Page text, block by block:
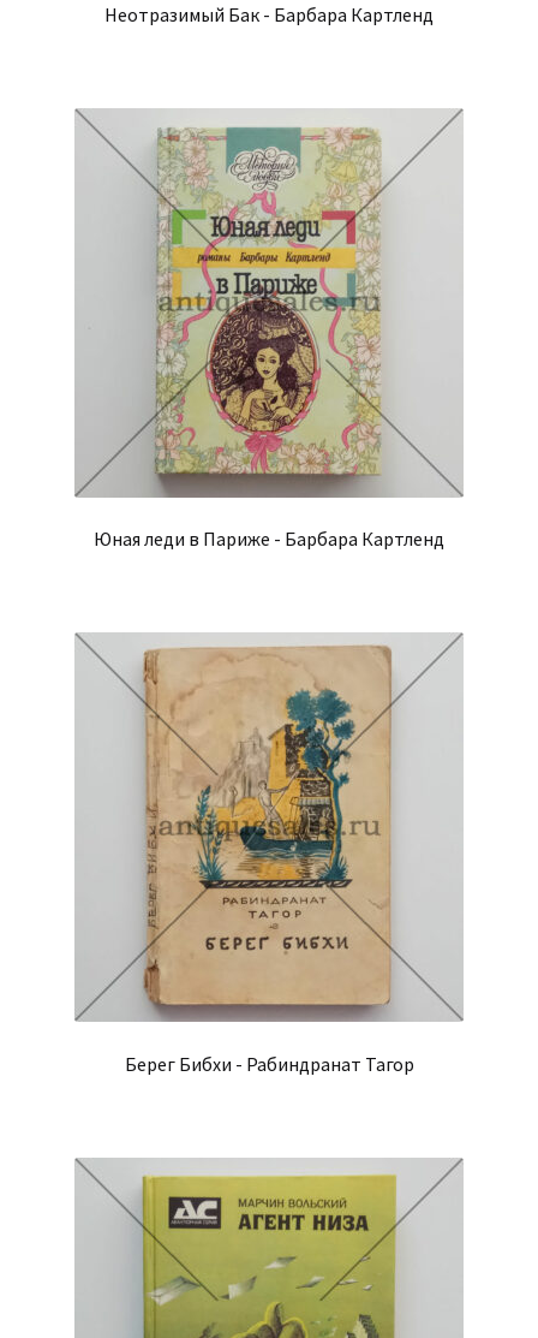
Неотразимый Бак - Барбара Картленд
Юная леди в Париже - Барбара Картленд
Берег Бибхи - Рабиндранат Тагор